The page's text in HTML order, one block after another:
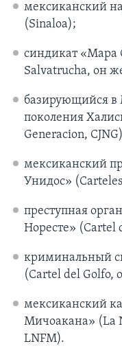
мексиканский
(Sinaloa);
синдикат «Мара
Salvatrucha, он
базирующийся в
поколения
Generacion,
мексиканский
Унидос»
преступная
Норесте» (Cartel
криминальный
(Cartel del Golfo,
мексиканский
Мичоакана» (La
LNFM).